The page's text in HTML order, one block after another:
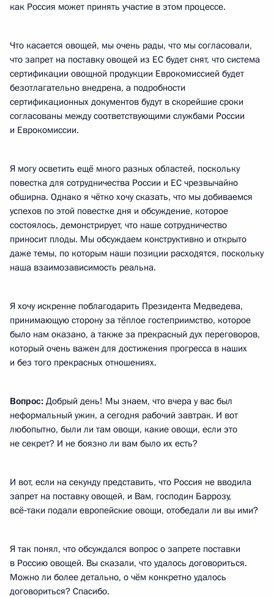
как Россия может принять участие в этом процессе.
Что касается овощей, мы очень рады, что мы согласовали,
что запрет на поставку овощей из ЕС будет снят, что система
сертификации овощной продукции Еврокомиссией будет
безотлагательно внедрена, а подробности
сертификационных документов будут в скорейшие сроки
согласованы между соответствующими службами России
и Еврокомиссии.
Я могу осветить ещё много разных областей, поскольку
повестка для сотрудничества России и ЕС чрезвычайно
обширна. Однако я чётко хочу сказать, что мы добиваемся
успехов по этой повестке дня и обсуждение, которое
состоялось, демонстрирует, что наше сотрудничество
приносит плоды. Мы обсуждаем конструктивно и открыто
даже темы, по которым наши позиции расходятся, поскольку
наша взаимозависимость реальна.
Я хочу искренне поблагодарить Президента Медведева,
принимающую сторону за тёплое гостеприимство, которое
было нам оказано, а также за прекрасный дух переговоров,
который очень важен для достижения прогресса в наших
и без того прекрасных отношениях.
Вопрос: Добрый день! Мы знаем, что вчера у вас был
неформальный ужин, а сегодня рабочий завтрак. И вот
любопытно, были ли там овощи, какие овощи, если это
не секрет? И не боязно ли вам было их есть?
И вот, если на секунду представить, что Россия не вводила
запрет на поставку овощей, и Вам, господин Баррозу,
всё‑таки подали европейские овощи, отобедали ли вы ими?
Я так понял, что обсуждался вопрос о запрете поставки
в Россию овощей. Вы сказали, что удалось договориться.
Можно ли более детально, о чём конкретно удалось
договориться? Спасибо.